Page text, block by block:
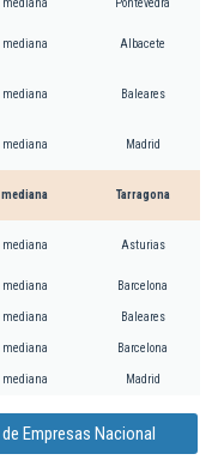
mediana Pontevedra
mediana Albacete
mediana Baleares
mediana Madrid
mediana Tarragona
mediana Asturias
mediana Barcelona
mediana Baleares
mediana Barcelona
mediana Madrid
Empresas Nacional